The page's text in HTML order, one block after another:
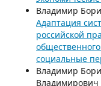
Владимир
Адаптация
российской
социальные
Владимир
Владимирович